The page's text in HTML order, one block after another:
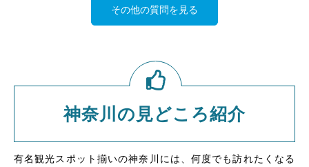
その他の質問を見る
神奈川の見どころ紹介
有名観光スポット揃いの神奈川には、何度でも訪れたくなる